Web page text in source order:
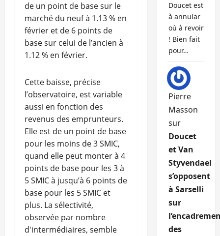
de un point de base sur le
marché du neuf à 1.13 % en
février et de 6 points de
base sur celui de l’ancien à
1.12 % en février.
Cette baisse, précise
l’observatoire, est variable
aussi en fonction des
revenus des emprunteurs.
Elle est de un point de base
pour les moins de 3 SMIC,
quand elle peut monter à 4
points de base pour les 3 à
5 SMIC à jusqu’à 6 points de
base pour les 5 SMIC et
plus. La sélectivité,
observée par nombre
d'intermédiaires, semble
Doucet est
à annular
où à revoir
! Bien fait
pour…
Pierre
Masson
sur
Doucet
et Van
Styvendael
s’opposent
à Sarselli
sur
des